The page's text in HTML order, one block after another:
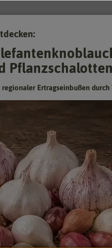
große, sehr feste Blumen.
Pflanzschalotten
Ertragseinbußen durch